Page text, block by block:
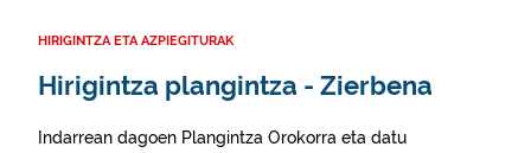
HIRIGINTZA ETA AZPIEGITURAK
Hirigintza plangintza - Zierbena
Indarrean dagoen Plangintza Orokorra eta datu